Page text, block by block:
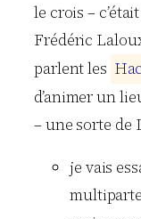
le crois –
Frédéric
parlent les Ha
d’animer un
– une sorte de
je vais